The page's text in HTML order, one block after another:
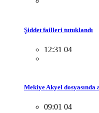
Şiddet failleri tutuklandı
12:31 04
Mekiye Akyel dosyasında
09:01 04